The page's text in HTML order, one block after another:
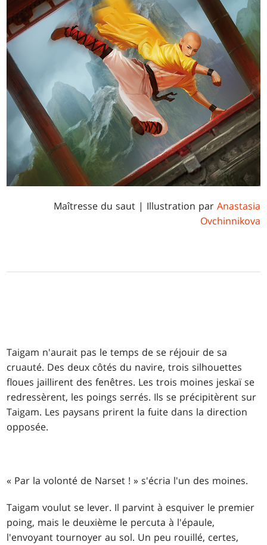
Maîtresse du saut| Illustration par Anastasia
Ovchinnikova
Taigam n'aurait pas le temps de se réjouir de sa
cruauté. Des deux côtés du navire, trois silhouettes
floues jaillirent des fenêtres. Les trois moines jeskaï se
redressèrent, les poings serrés. Ils se précipitèrent sur
Taigam. Les paysans prirent la fuite dans la direction
opposée.
« Par la volonté de Narset ! » s'écria l'un des moines.
Taigam voulut se lever. Il parvint à esquiver le premier
poing, mais le deuxième le percuta à l'épaule,
l'envoyant tournoyer au sol. Un peu rouillé, certes,